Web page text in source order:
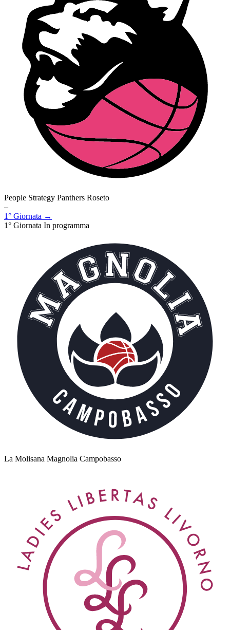
People Strategy Panthers Roseto
–
1° Giornata →
1° Giornata In programma
La Molisana Magnolia Campobasso